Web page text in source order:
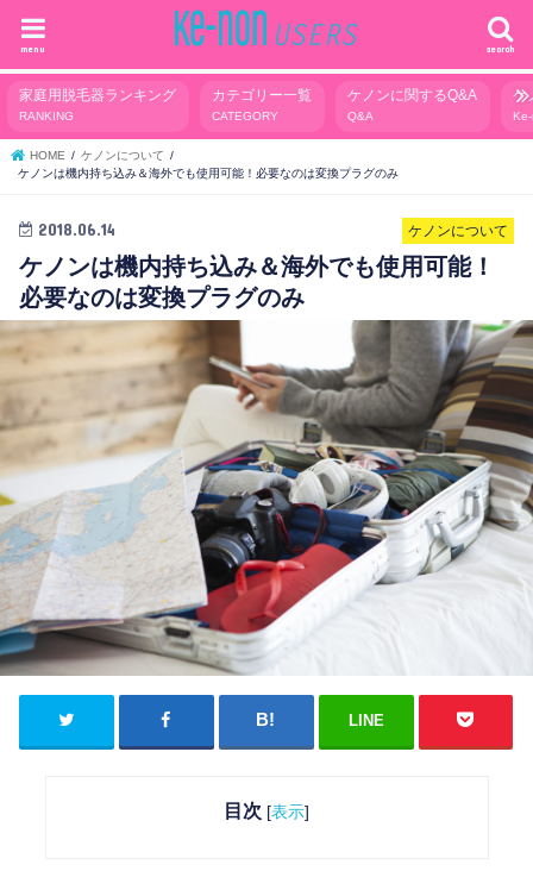
search
menu
家庭用脱毛器ランキング
RANKING
カテゴリー一覧
CATEGORY
ケノンに関するQ&A
Q&A
ケ
HOME
ケノンについて
ケノンは機内持ち込み＆海外でも使用可能！必要なのは変換プラグのみ
ケノンについて
2018.06.14
ケノンは機内持ち込み＆海外でも使用可能！
必要なのは変換プラグのみ
LINE
目次 [表示]